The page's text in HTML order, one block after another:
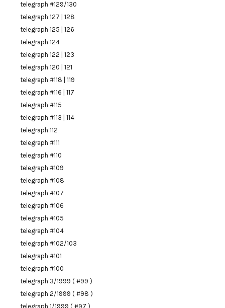
telegraph #129/130
telegraph 127 | 128
telegraph 125 | 126
telegraph 124
telegraph 122 | 123
telegraph 120 | 121
telegraph #118 | 119
telegraph #116 | 117
telegraph #115
telegraph #113 | 114
telegraph 112
telegraph #111
telegraph #110
telegraph #109
telegraph #108
telegraph #107
telegraph #106
telegraph #105
telegraph #104
telegraph #102/103
telegraph #101
telegraph #100
telegraph 3/1999 ( #99 )
telegraph 2/1999 ( #98 )
telegraph 1/1999 ( #97 )